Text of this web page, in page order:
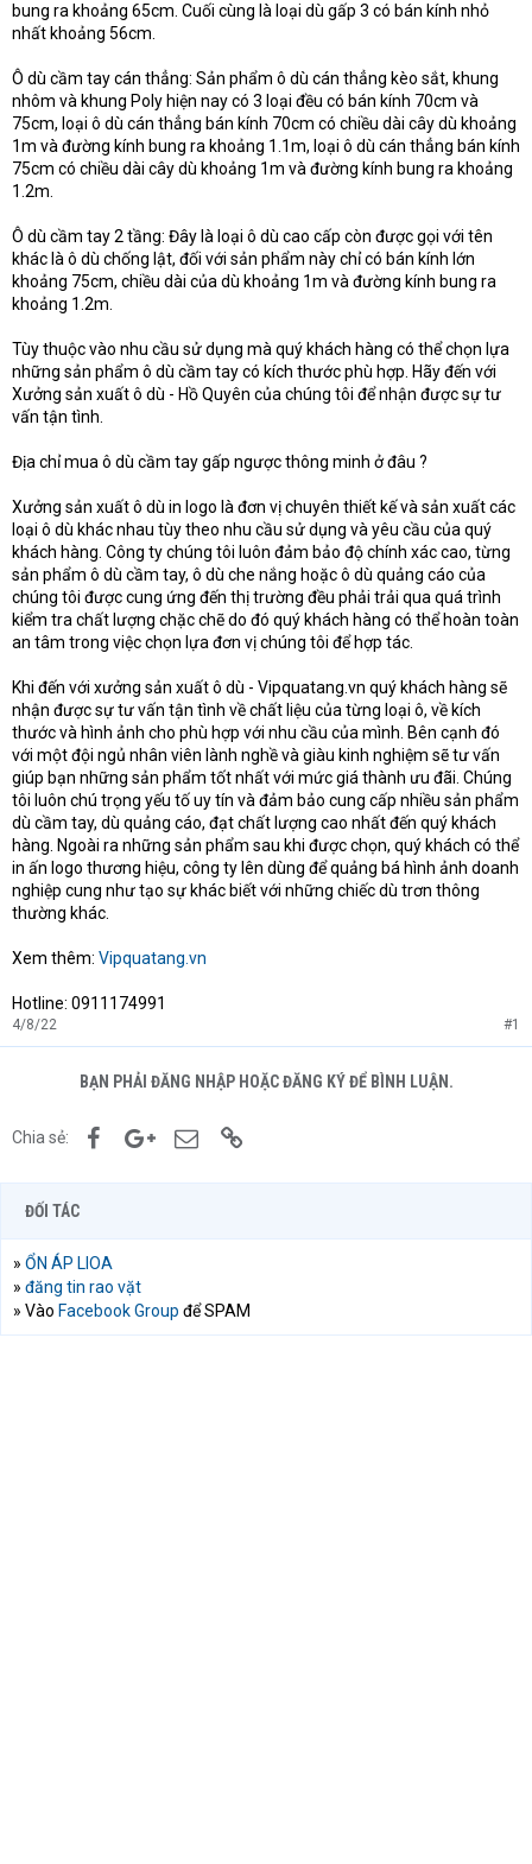
bung ra khoảng 65cm. Cuối cùng là loại dù gấp 3 có bán kính nhỏ
nhất khoảng 56cm.
Ô dù cầm tay cán thẳng: Sản phẩm ô dù cán thẳng kèo sắt, khung
nhôm và khung Poly hiện nay có 3 loại đều có bán kính 70cm và
75cm, loại ô dù cán thẳng bán kính 70cm có chiều dài cây dù khoảng
1m và đường kính bung ra khoảng 1.1m, loại ô dù cán thẳng bán kính
75cm có chiều dài cây dù khoảng 1m và đường kính bung ra khoảng
1.2m.
Ô dù cầm tay 2 tầng: Đây là loại ô dù cao cấp còn được gọi với tên
khác là ô dù chống lật, đối với sản phẩm này chỉ có bán kính lớn
khoảng 75cm, chiều dài của dù khoảng 1m và đường kính bung ra
khoảng 1.2m.
Tùy thuộc vào nhu cầu sử dụng mà quý khách hàng có thể chọn lựa
những sản phẩm ô dù cầm tay có kích thước phù hợp. Hãy đến với
Xưởng sản xuất ô dù - Hồ Quyên của chúng tôi để nhận được sự tư
vấn tận tình.
Địa chỉ mua ô dù cầm tay gấp ngược thông minh ở đâu ?
Xưởng sản xuất ô dù in logo là đơn vị chuyên thiết kế và sản xuất các
loại ô dù khác nhau tùy theo nhu cầu sử dụng và yêu cầu của quý
khách hàng. Công ty chúng tôi luôn đảm bảo độ chính xác cao, từng
sản phẩm ô dù cầm tay, ô dù che nắng hoặc ô dù quảng cáo của
chúng tôi được cung ứng đến thị trường đều phải trải qua quá trình
kiểm tra chất lượng chặc chẽ do đó quý khách hàng có thể hoàn toàn
an tâm trong việc chọn lựa đơn vị chúng tôi để hợp tác.
Khi đến với xưởng sản xuất ô dù - Vipquatang.vn quý khách hàng sẽ
nhận được sự tư vấn tận tình về chất liệu của từng loại ô, về kích
thước và hình ảnh cho phù hợp với nhu cầu của mình. Bên cạnh đó
với một đội ngủ nhân viên lành nghề và giàu kinh nghiệm sẽ tư vấn
giúp bạn những sản phẩm tốt nhất với mức giá thành ưu đãi. Chúng
tôi luôn chú trọng yếu tố uy tín và đảm bảo cung cấp nhiều sản phẩm
dù cầm tay, dù quảng cáo, đạt chất lượng cao nhất đến quý khách
hàng. Ngoài ra những sản phẩm sau khi được chọn, quý khách có thể
in ấn logo thương hiệu, công ty lên dùng để quảng bá hình ảnh doanh
nghiệp cung như tạo sự khác biết với những chiếc dù trơn thông
thường khác.
Xem thêm: Vipquatang.vn
Hotline: 0911174991
4/8/22 #1
BẠN PHẢI ĐĂNG NHẬP HOẶC ĐĂNG KÝ ĐỂ BÌNH LUẬN.
Chia sẻ: FacebookGoogle+Email
ĐỐI TÁC
» ỔN ÁP LIOA
» đăng tin rao vặt
» Vào Facebook Group để SPAM